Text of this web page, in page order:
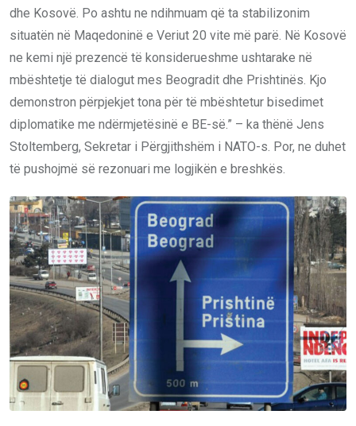
dhe Kosovë. Po ashtu ne ndihmuam që ta stabilizonim
situatën në Maqedoninë e Veriut 20 vite më parë. Në Kosovë
ne kemi një prezencë të konsiderueshme ushtarake në
mbështetje të dialogut mes Beogradit dhe Prishtinës. Kjo
demonstron përpjekjet tona për të mbështetur bisedimet
diplomatike me ndërmjetësinë e BE-së.” – ka thënë Jens
Stoltemberg, Sekretar i Përgjithshëm i NATO-s. Por, ne duhet
të pushojmë së rezonuari me logjikën e breshkës.